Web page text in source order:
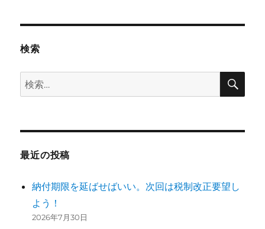
検索
検
索:
検
最近の投稿
納付期限を延ばせばいい。次回は税制改正要望し
よう！
2026年7月30日